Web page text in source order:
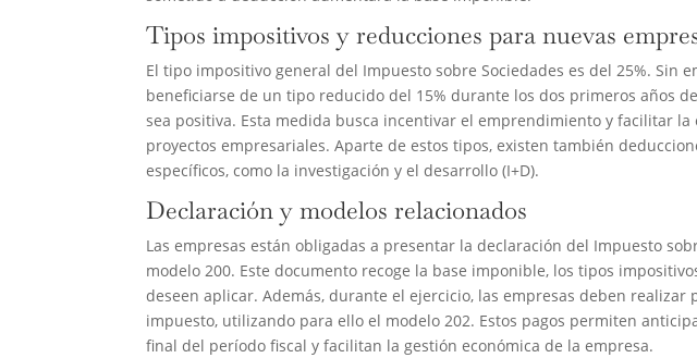
Tipos impositivos y reducciones para nuevas
El tipo impositivo general del Impuesto sobre Sociedades es del 25%. Sin
beneficiarse de un tipo reducido del 15% durante los dos primeros años
sea positiva. Esta medida busca incentivar el emprendimiento y facilitar
proyectos empresariales. Aparte de estos tipos, existen también
específicos, como la investigación y el desarrollo (I+D).
Declaración y modelos relacionados
Las empresas están obligadas a presentar la declaración del Impuesto
modelo 200. Este documento recoge la base imponible, los tipos
deseen aplicar. Además, durante el ejercicio, las empresas deben realizar
impuesto, utilizando para ello el modelo 202. Estos pagos permiten
final del período fiscal y facilitan la gestión económica de la empresa.